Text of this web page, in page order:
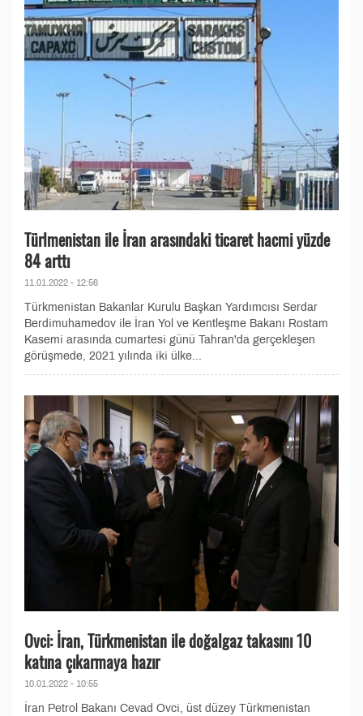
Türlmenistan ile İran arasındaki ticaret hacmi yüzde
84 arttı
11.01.2022 - 12:56
Türkmenistan Bakanlar Kurulu Başkan Yardımcısı Serdar
Berdimuhamedov ile İran Yol ve Kentleşme Bakanı Rostam
Kasemi arasında cumartesi günü Tahran'da gerçekleşen
görüşmede, 2021 yılında iki ülke...
Ovci: İran, Türkmenistan ile doğalgaz takasını 10
katına çıkarmaya hazır
10.01.2022 - 10:55
İran Petrol Bakanı Cevad Ovci, üst düzey Türkmenistan